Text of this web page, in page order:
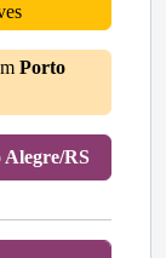
Porto
Alegre/RS